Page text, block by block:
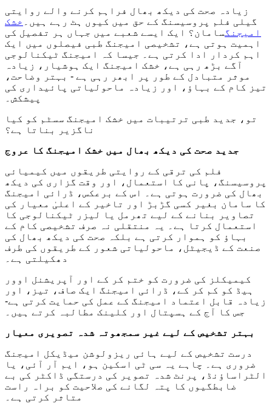
زیادہ صحت کی دیکھ بھال فراہم کرنے والے روایتی
گیلی فلم پروسیسنگ کے حق میں کیوں ہٹ رہے ہیں۔
خشک
امیجنگسامان؟ ایک ایسے شعبے میں جہاں ہر تفصیل کی
اہمیت ہوتی ہے، تشخیصی امیجنگ طبی فیصلوں میں ایک
اہم کردار ادا کرتی ہے۔ جیسا کہ امیجنگ ٹیکنالوجی
آگے بڑھ رہی ہے، خشک امیجنگ ایک ہوشیار، زیادہ
موثر متبادل کے طور پر ابھر رہی ہے - بہتر وضاحت،
تیز کام کے بہاؤ، اور زیادہ ماحولیاتی پائیداری کی
پیشکش۔
تو، جدید طبی ترتیبات میں خشک امیجنگ سسٹم کو کیا
ناگزیر بناتا ہے؟
جدید صحت کی دیکھ بھال میں خشک امیجنگ کا عروج
فلم کی ترقی کے روایتی طریقوں میں کیمیائی
پروسیسنگ، پانی کا استعمال، اور وقت گزاری کی دیکھ
بھال کی ضرورت ہوتی ہے۔ اس کے برعکس، ڈرائی امیجنگ
کا سامان بغیر کسی گڑبڑ اور تاخیر کے اعلیٰ معیار کی
تصاویر بنانے کے لیے تھرمل یا لیزر ٹیکنالوجی کا
استعمال کرتا ہے۔ یہ منتقلی نہ صرف تشخیصی کام کے
بہاؤ کو ہموار کرتی ہے بلکہ صحت کی دیکھ بھال کی
صنعت کے ڈیجیٹل، ماحولیاتی شعور کے طریقوں کی طرف
دھکیلتی ہے۔
کیمیکلز کی ضرورت کو ختم کر کے اور آپریشنل اوور
ہیڈ کو کم کر کے، ڈرائی امیجنگ ایک صاف، تیز، اور
زیادہ قابل اعتماد امیجنگ کے عمل کی حمایت کرتی ہے-
جس کا آج کے ہسپتال اور کلینک مطالبہ کرتے ہیں۔
بہتر تشخیص کے لیے غیر سمجھوتہ شدہ تصویری معیار
درست تشخیص کے لیے ہائی ریزولوشن میڈیکل امیجنگ
ضروری ہے۔ چاہے یہ سی ٹی اسکین ہو، ایم آر آئی، یا
الٹراساؤنڈ، پرنٹ شدہ تصویر کی درستگی ڈاکٹر کی بے
ضابطگیوں کا پتہ لگانے کی صلاحیت کو براہ راست
متاثر کرتی ہے۔